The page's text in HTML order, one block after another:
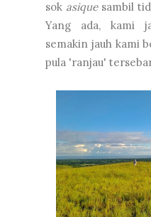
sok asiquesambil
Yang ada, kami
semakin jauh kami
pula 'ranjau'